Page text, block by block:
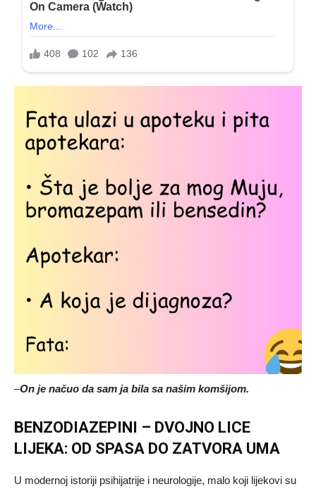
–On je načuo da sam ja bila sa našim komšijom.
BENZODIAZEPINI – DVOJNO LICE
LIJEKA: OD SPASA DO ZATVORA UMA
U modernoj istoriji psihijatrije i neurologije, malo koji lijekovi su